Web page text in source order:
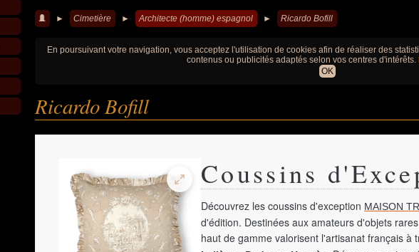
► Cimetière ► Architecte (homme) espagnol ► Ricardo Bofill
En poursuivant votre navigation, vous acceptez l'utilisation de cookies afin de réaliser des
contenus ou publicités adaptés selon vos centres d'intérêts.
OK
Ricardo Bofill
Coussins
Découvrez les coussins d'exception MAISON
d'édition. Destinées aux amateurs d'objets
haut de gamme valorisent l'artisanat français à